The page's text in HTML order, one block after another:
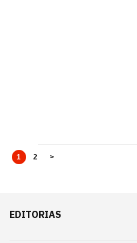
1 2 >
EDITORIAS